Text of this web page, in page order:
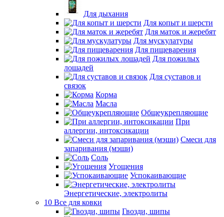
Для дыхания
Для копыт и шерсти
Для маток и жеребят
Для мускулатуры
Для пищеварения
Для пожилых
лошадей
Для суставов и
связок
Корма
Масла
Общеукрепляющие
При
аллергии, интоксикации
Смеси для
запаривания (мэши)
Соль
Угощения
Успокаивающие
Энергетические, электролиты
10 Все для ковки
Гвозди, шипы